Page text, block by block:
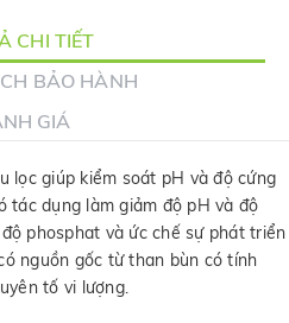
CHI TIẾT
BẢO HÀNH
GIÁ
lọc giúp kiểm soát pH và độ cứng
tác dụng làm giảm độ pH và độ
phosphat và ức chế sự phát triển
nguồn gốc từ than bùn có tính
tố vi lượng.